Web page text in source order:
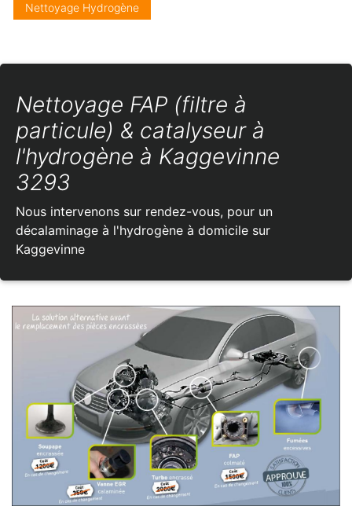
Nettoyage Hydrogène
Nettoyage FAP (filtre à
particule) & catalyseur à
l'hydrogène à Kaggevinne
3293
Nous intervenons sur rendez-vous, pour un
décalaminage à l'hydrogène à domicile sur
Kaggevinne